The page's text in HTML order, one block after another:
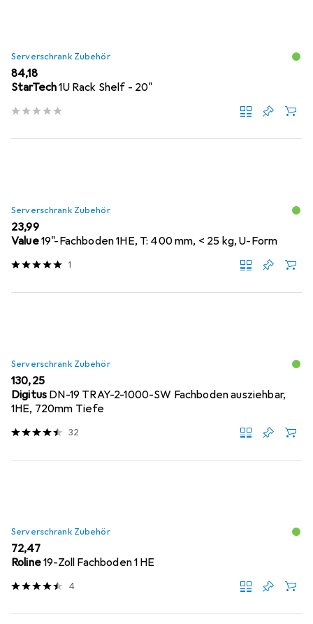
Serverschrank Zubehör
EUR
84,18
StarTech1U Rack Shelf - 20"
Serverschrank Zubehör
EUR
23,99
Value19"-Fachboden 1HE, T: 400 mm, < 25 kg, U-Form
1
Serverschrank Zubehör
EUR
130,25
Digitus DN-19 TRAY-2-1000-SW Fachboden ausziehbar,
1HE, 720mm Tiefe
32
Serverschrank Zubehör
EUR
72,47
Roline19-Zoll Fachboden 1 HE
4